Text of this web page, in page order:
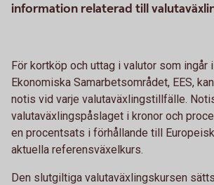
information relaterad till
För kortköp och uttag i valutor som ingår
Ekonomiska Samarbetsområdet, EES,
notis vid varje valutaväxlingstillfälle.
valutaväxlingspåslaget i kronor och
en procentsats i förhållande till
aktuella referensväxelkurs.
Den slutgiltiga valutaväxlingskursen